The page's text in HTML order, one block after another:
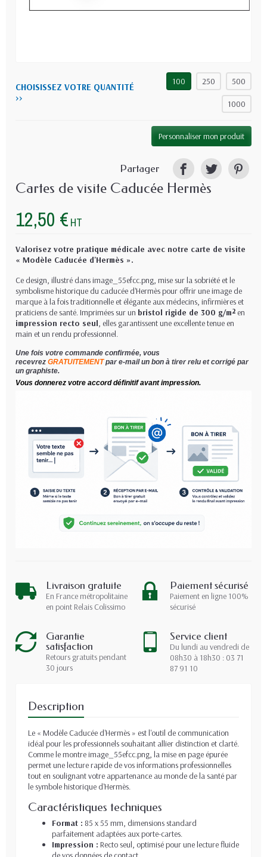
CHOISISSEZ VOTRE QUANTITÉ
>>
100 250 500
1000
Personnaliser mon produit
Partager
Cartes de visite Caducée Hermès
12,50 € HT
Valorisez votre pratique médicale avec notre carte de visite
« Modèle Caducée d'Hermès ».
Ce design, illustré dans image_55efcc.png, mise sur la sobriété et le
symbolisme historique du caducée d'Hermès pour offrir une image de
marque à la fois traditionnelle et élégante aux médecins, infirmières et
praticiens de santé. Imprimées sur un bristol rigide de 300 g/m² en
impression recto seul, elles garantissent une excellente tenue en
main et un rendu professionnel.
Une fois votre commande confirmée, vous
recevrez GRATUITEMENT par e-mail un bon à tirer relu et corrigé par
un graphiste.
Vous donnerez votre accord définitif avant impression.
Livraison gratuite
En France métropolitaine
en point Relais Colissimo
Paiement sécurisé
Paiement en ligne 100%
sécurisé
Garantie
satisfaction
Retours gratuits pendant
30 jours
Service client
Du lundi au vendredi de
08h30 à 18h30 : 03 71
87 91 10
Description
Le « Modèle Caducée d'Hermès » est l'outil de communication
idéal pour les professionnels souhaitant allier distinction et clarté.
Comme le montre image_55efcc.png, la mise en page épurée
permet une lecture rapide de vos informations professionnelles
tout en soulignant votre appartenance au monde de la santé par
le symbole historique d'Hermès.
Caractéristiques techniques
Format : 85 x 55 mm, dimensions standard
parfaitement adaptées aux porte-cartes.
Impression : Recto seul, optimisé pour une lecture fluide